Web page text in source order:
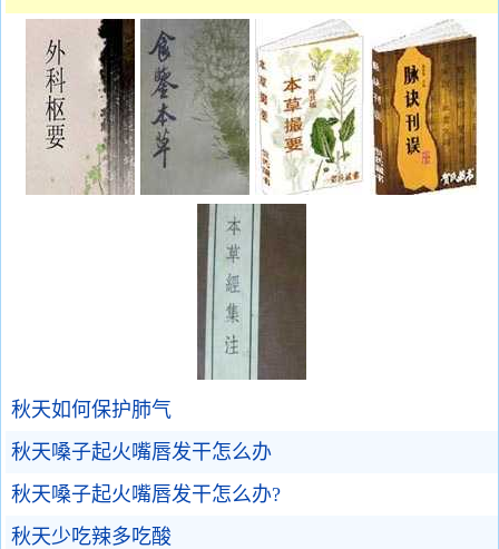
秋天如何保护肺气
秋天嗓子起火嘴唇发干怎么办
秋天嗓子起火嘴唇发干怎么办?
秋天少吃辣多吃酸